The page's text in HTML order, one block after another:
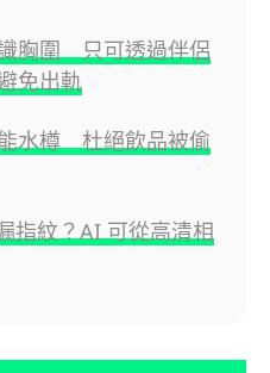
胸圍 只可透過伴侶
免出軌
水樽 杜絕飲品被偷
指紋？AI 可從高清相